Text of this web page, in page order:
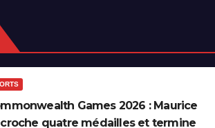
Games 2026 : Maurice
quatre médailles et termine